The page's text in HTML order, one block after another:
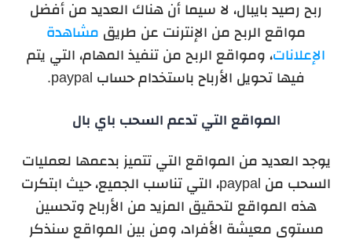
ربح رصيد بايبال، لا سيما أن هناك العديد من أفضل
مواقع الربح من الإنترنت عن طريق مشاهدة
الإعلانات، ومواقع الربح من تنفيذ المهام، التي يتم
فيها تحويل الأرباح باستخدام حساب paypal.
المواقع التي تدعم السحب باي بال
يوجد العديد من المواقع التي تتميز بدعمها لعمليات
السحب من paypal، التي تناسب الجميع، حيث ابتكرت
هذه المواقع لتحقيق المزيد من الأرباح وتحسين
مستوى معيشة الأفراد، ومن بين المواقع سنذكر